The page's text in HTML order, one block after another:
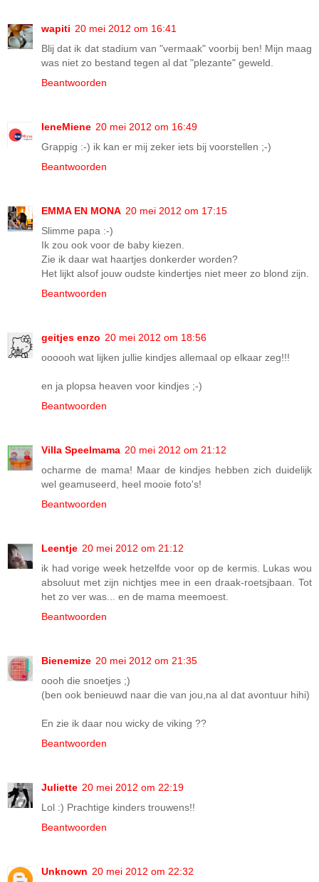
wapiti 20 mei 2012 om 16:41
Blij dat ik dat stadium van "vermaak" voorbij ben! Mijn maag
was niet zo bestand tegen al dat "plezante" geweld.
Beantwoorden
IeneMiene 20 mei 2012 om 16:49
Grappig :-) ik kan er mij zeker iets bij voorstellen ;-)
Beantwoorden
EMMA EN MONA 20 mei 2012 om 17:15
Slimme papa :-)
Ik zou ook voor de baby kiezen.
Zie ik daar wat haartjes donkerder worden?
Het lijkt alsof jouw oudste kindertjes niet meer zo blond zijn.
Beantwoorden
geitjes enzo 20 mei 2012 om 18:56
oooooh wat lijken jullie kindjes allemaal op elkaar zeg!!!
en ja plopsa heaven voor kindjes ;-)
Beantwoorden
Villa Speelmama 20 mei 2012 om 21:12
ocharme de mama! Maar de kindjes hebben zich duidelijk
wel geamuseerd, heel mooie foto's!
Beantwoorden
Leentje 20 mei 2012 om 21:12
ik had vorige week hetzelfde voor op de kermis. Lukas wou
absoluut met zijn nichtjes mee in een draak-roetsjbaan. Tot
het zo ver was... en de mama meemoest.
Beantwoorden
Bienemize 20 mei 2012 om 21:35
oooh die snoetjes ;)
(ben ook benieuwd naar die van jou,na al dat avontuur hihi)
En zie ik daar nou wicky de viking ??
Beantwoorden
Juliette 20 mei 2012 om 22:19
Lol :) Prachtige kinders trouwens!!
Beantwoorden
Unknown 20 mei 2012 om 22:32